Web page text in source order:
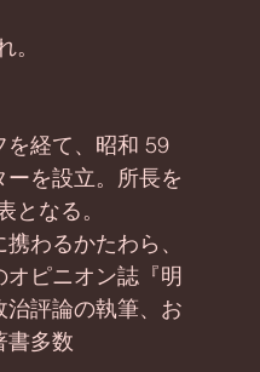
を経て、昭和 59
を設立。所長を
となる。
わるかたわら、
オピニオン誌『明
治評論の執筆、お
書多数